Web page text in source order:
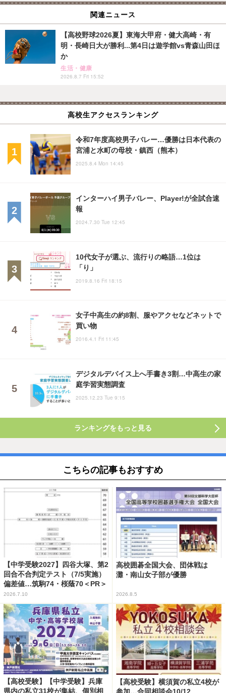
関連ニュース
【高校野球2026夏】東海大甲府・健大高崎・有
明・長崎日大が勝利...第4日は遊学館vs青森山田ほ
か
生活・健康
2026.8.7 Fri 15:52
高校生アクセスランキング
令和7年度高校男子バレー…優勝は日本代表の
宮浦と水町の母校・鎮西（熊本）
2025.8.4 Mon 14:45
インターハイ男子バレー、Player!が全試合速
報
2024.7.30 Tue 12:45
10代女子が選ぶ、流行りの略語…1位は
「り」
2019.8.16 Fri 18:15
女子中高生の約8割、服やアクセなどネットで
買い物
2016.4.1 Fri 11:45
デジタルデバイス上へ手書き3割…中高生の家
庭学習実態調査
2025.12.23 Tue 9:15
ランキングをもっと見る
こちらの記事もおすすめ
【中学受験2027】四谷大塚、第2
回合不合判定テスト（7/5実施）
偏差値…筑駒74・桜蔭70＜PR＞
2026.7.10
高校囲碁全国大会、団体戦は
灘・南山女子部が優勝
2026.8.5
【高校受験】【中学受験】兵庫
県内の私立31校が集結、個別相
【高校受験】横須賀の私立4校が